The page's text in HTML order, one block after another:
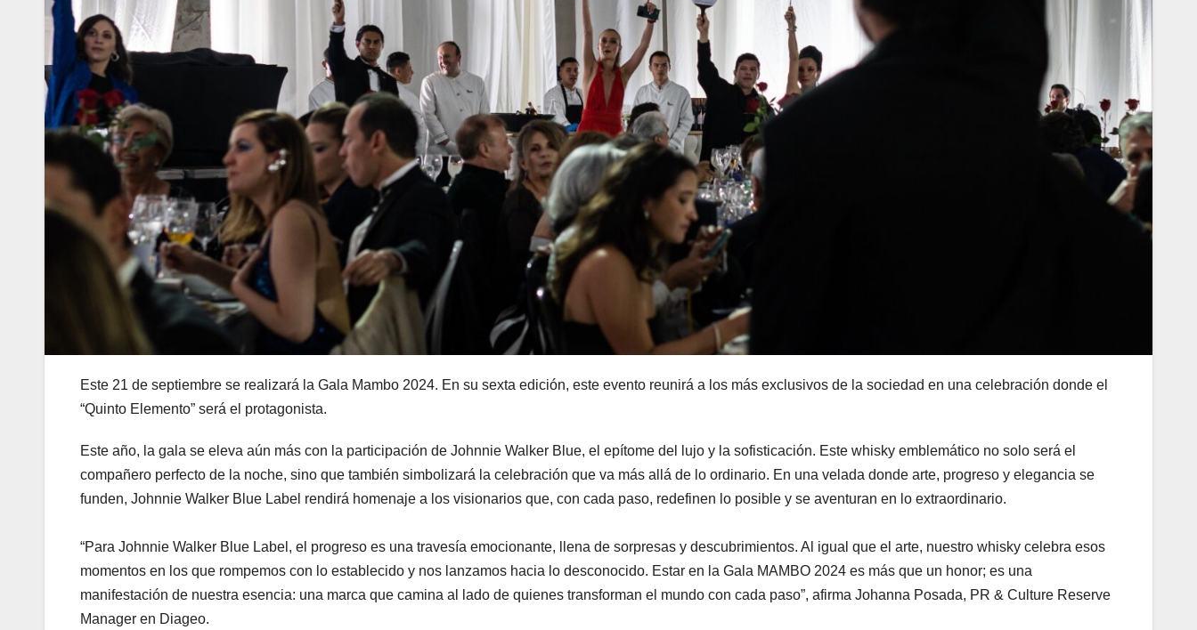
Este 21 de septiembre se realizará la Gala Mambo 2024. En su sexta edición, este evento reunirá a los más exclusivos de la sociedad en una celebración donde el
“Quinto Elemento” será el protagonista.
Este año, la gala se eleva aún más con la participación de Johnnie Walker Blue, el epítome del lujo y la sofisticación. Este whisky emblemático no solo será el
compañero perfecto de la noche, sino que también simbolizará la celebración que va más allá de lo ordinario. En una velada donde arte, progreso y elegancia se
funden, Johnnie Walker Blue Label rendirá homenaje a los visionarios que, con cada paso, redefinen lo posible y se aventuran en lo extraordinario.
“Para Johnnie Walker Blue Label, el progreso es una travesía emocionante, llena de sorpresas y descubrimientos. Al igual que el arte, nuestro whisky celebra esos
momentos en los que rompemos con lo establecido y nos lanzamos hacia lo desconocido. Estar en la Gala MAMBO 2024 es más que un honor; es una
manifestación de nuestra esencia: una marca que camina al lado de quienes transforman el mundo con cada paso”, afirma Johanna Posada, PR & Culture Reserve
Manager en Diageo.